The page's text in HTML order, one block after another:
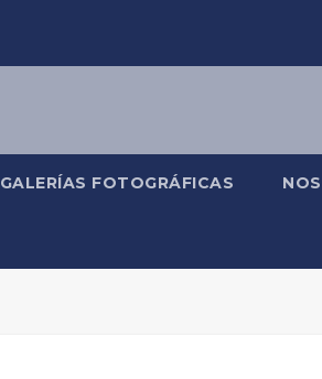
GALERÍAS FOTOGRÁFICAS